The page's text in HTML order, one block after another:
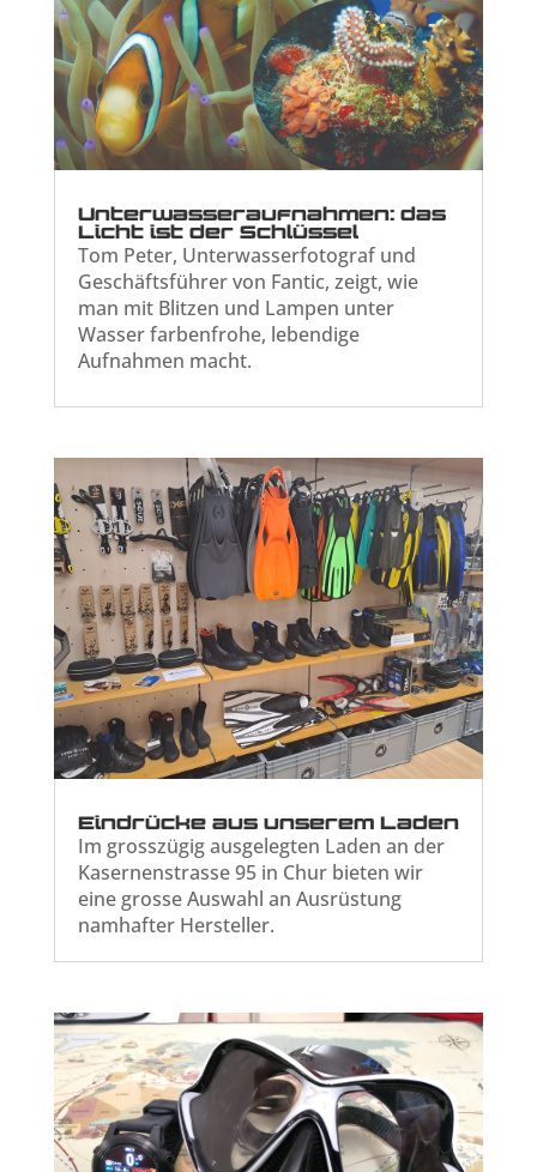
Unterwasseraufnahmen: das
Licht ist der Schlüssel
Tom Peter, Unterwasserfotograf und
Geschäftsführer von Fantic, zeigt, wie
man mit Blitzen und Lampen unter
Wasser farbenfrohe, lebendige
Aufnahmen macht.
Eindrücke aus unserem Laden
Im grosszügig ausgelegten Laden an der
Kasernenstrasse 95 in Chur bieten wir
eine grosse Auswahl an Ausrüstung
namhafter Hersteller.